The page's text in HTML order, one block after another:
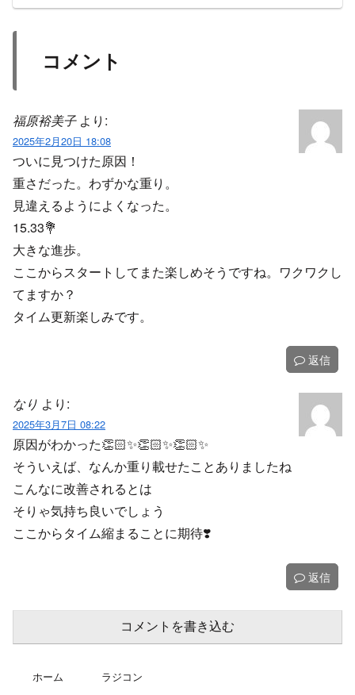
コメント
福原裕美子 より:
2025年2月20日 18:08
ついに見つけた原因！
重さだった。わずかな重り。
見違えるようによくなった。
15.33💐
大きな進歩。
ここからスタートしてまた楽しめそうですね。ワクワクし
てますか？
タイム更新楽しみです。
返信
なり より:
2025年3月7日 08:22
原因がわかった👏🏻✨👏🏻✨👏🏻✨
そういえば、なんか重り載せたことありましたね
こんなに改善されるとは
そりゃ気持ち良いでしょう
ここからタイム縮まることに期待❣️
返信
コメントを書き込む
ホーム ラジコン